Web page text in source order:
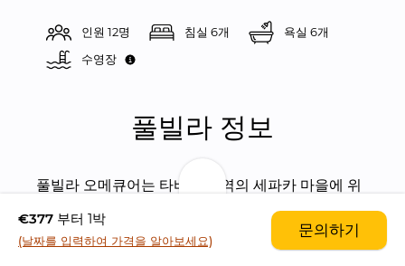
인원 12명 침실 6개
욕실 6개
수영장
풀빌라 정보
풀빌라 오메큐어는 타바난 지역의 세파카 마을에 위
이 타바난 지역은 수많은 라이스 필드와 페넷 강이 있
€377 부터 1박
(날짜를 입력하여 가격을 알아보세요)
문의하기